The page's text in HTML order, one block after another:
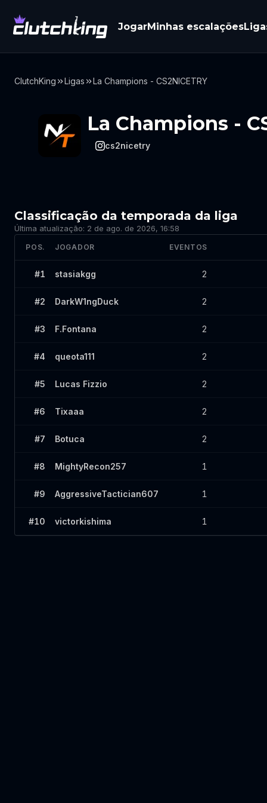
JogarMinhas escalações
ClutchKing Ligas La Champions - CS2NICETRY
La Champions -
cs2nicetry
Classificação da temporada da liga
Última atualização: 2 de ago. de 2026, 16:58
POS. JOGADOR EVENTOS
#1 stasiakgg 2
#2 DarkW1ngDuck 2
#3 F.Fontana 2
#4 queota111 2
#5 Lucas Fizzio 2
#6 Tixaaa 2
#7 Botuca 2
#8 MightyRecon257 1
#9 AggressiveTactician607 1
#10 victorkishima 1